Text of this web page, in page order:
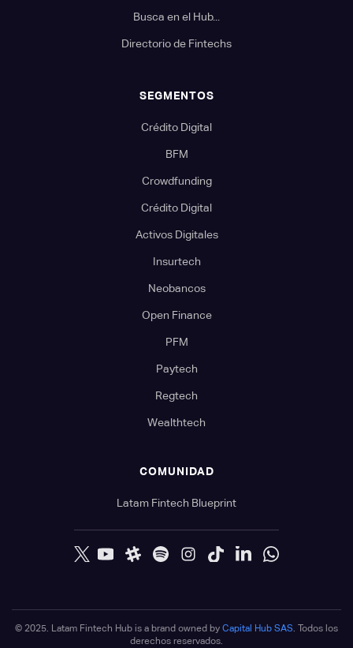
Busca en el Hub...
Directorio de Fintechs
SEGMENTOS
Crédito Digital
BFM
Crowdfunding
Crédito Digital
Activos Digitales
Insurtech
Neobancos
Open Finance
PFM
Paytech
Regtech
Wealthtech
COMUNIDAD
Latam Fintech Blueprint
© 2025. Latam Fintech Hub is a brand owned by Capital Hub SAS. Todos los
derechos reservados.